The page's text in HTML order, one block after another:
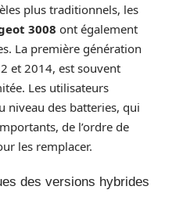
plus traditionnels, les
3008 ont également
La première génération
et 2014, est souvent
Les utilisateurs
niveau des batteries, qui
de l’ordre de
les remplacer.
des versions hybrides